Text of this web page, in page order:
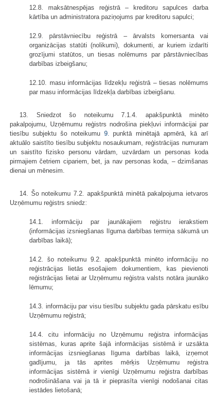
12.8. maksātnespējas reģistrā – kreditoru sapulces darba
kārtība un administratora paziņojums par kreditoru sapulci;
12.9. pārstāvniecību reģistrā – ārvalsts komersanta vai
organizācijas statūti (nolikumi), dokumenti, ar kuriem izdarīti
grozījumi statūtos, un tiesas nolēmums par pārstāvniecības
darbības izbeigšanu;
12.10. masu informācijas līdzekļu reģistrā – tiesas nolēmums
par masu informācijas līdzekļa darbības izbeigšanu.
13. Sniedzot šo noteikumu 7.1.4. apakšpunktā minēto
pakalpojumu, Uzņēmumu reģistrs nodrošina piekļuvi informācijai par
tiesību subjektu šo noteikumu 9. punktā minētajā apmērā, kā arī
aktuālo saistīto tiesību subjektu nosaukumam, reģistrācijas numuram
un saistīto fizisko personu vārdam, uzvārdam un personas koda
pirmajiem četriem cipariem, bet, ja nav personas koda, – dzimšanas
dienai un mēnesim.
14. Šo noteikumu 7.2. apakšpunktā minētā pakalpojuma ietvaros
Uzņēmumu reģistrs sniedz:
14.1. informāciju par jaunākajiem reģistru ierakstiem
(informācijas izsniegšanas līguma darbības termiņa sākumā un
darbības laikā);
14.2. šo noteikumu 9.2. apakšpunktā minēto informāciju no
reģistrācijas lietās esošajiem dokumentiem, kas pievienoti
reģistrācijas lietai ar Uzņēmumu reģistra valsts notāra jaunāko
lēmumu;
14.3. informāciju par visu tiesību subjektu gada pārskatu esību
Uzņēmumu reģistrā;
14.4. citu informāciju no Uzņēmumu reģistra informācijas
sistēmas, kuras aprite šajā informācijas sistēmā ir uzsākta
informācijas izsniegšanas līguma darbības laikā, izņemot
gadījumu, ja tās aprites mērķis Uzņēmumu reģistra
informācijas sistēmā ir vienīgi Uzņēmumu reģistra darbības
nodrošināšana vai ja tā ir pieprasīta vienīgi nodošanai citas
iestādes lietošanā;